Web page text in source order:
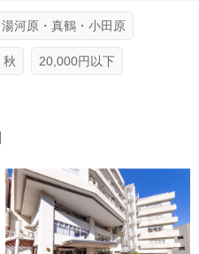
湯河原・真鶴・小田原
秋 20,000円以下